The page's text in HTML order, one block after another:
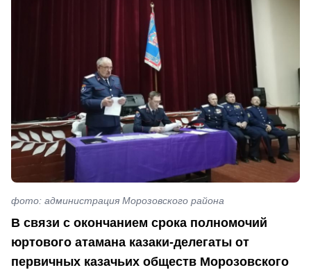
фото: администрация Морозовского района
В связи с окончанием срока полномочий
юртового атамана казаки-делегаты от
первичных казачьих обществ Морозовского